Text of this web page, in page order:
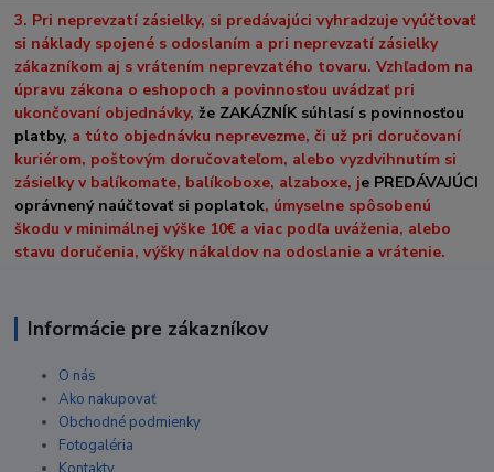
3. Pri neprevzatí zásielky, si predávajúci vyhradzuje vyúčtovať
si náklady spojené s odoslaním a pri neprevzatí zásielky
zákazníkom aj s vrátením neprevzatého tovaru. Vzhľadom na
úpravu zákona o eshopoch a povinnosťou uvádzať pri
ukončovaní objednávky,že ZAKÁZNÍK súhlasí s povinnosťou
platby, a túto objednávku neprevezme, či už pri doručovaní
kuriérom, poštovým doručovateľom, alebo vyzdvihnutím si
zásielky v balíkomate, balíkoboxe, alzaboxe, je PREDÁVAJÚCI
oprávnený naúčtovať si poplatok, úmyselne spôsobenú
škodu v minimálnej výške 10€ a viac podľa uváženia, alebo
stavu doručenia, výšky nákaldov na odoslanie a vrátenie.
Informácie pre zákazníkov
O nás
Ako nakupovať
Obchodné podmienky
Fotogaléria